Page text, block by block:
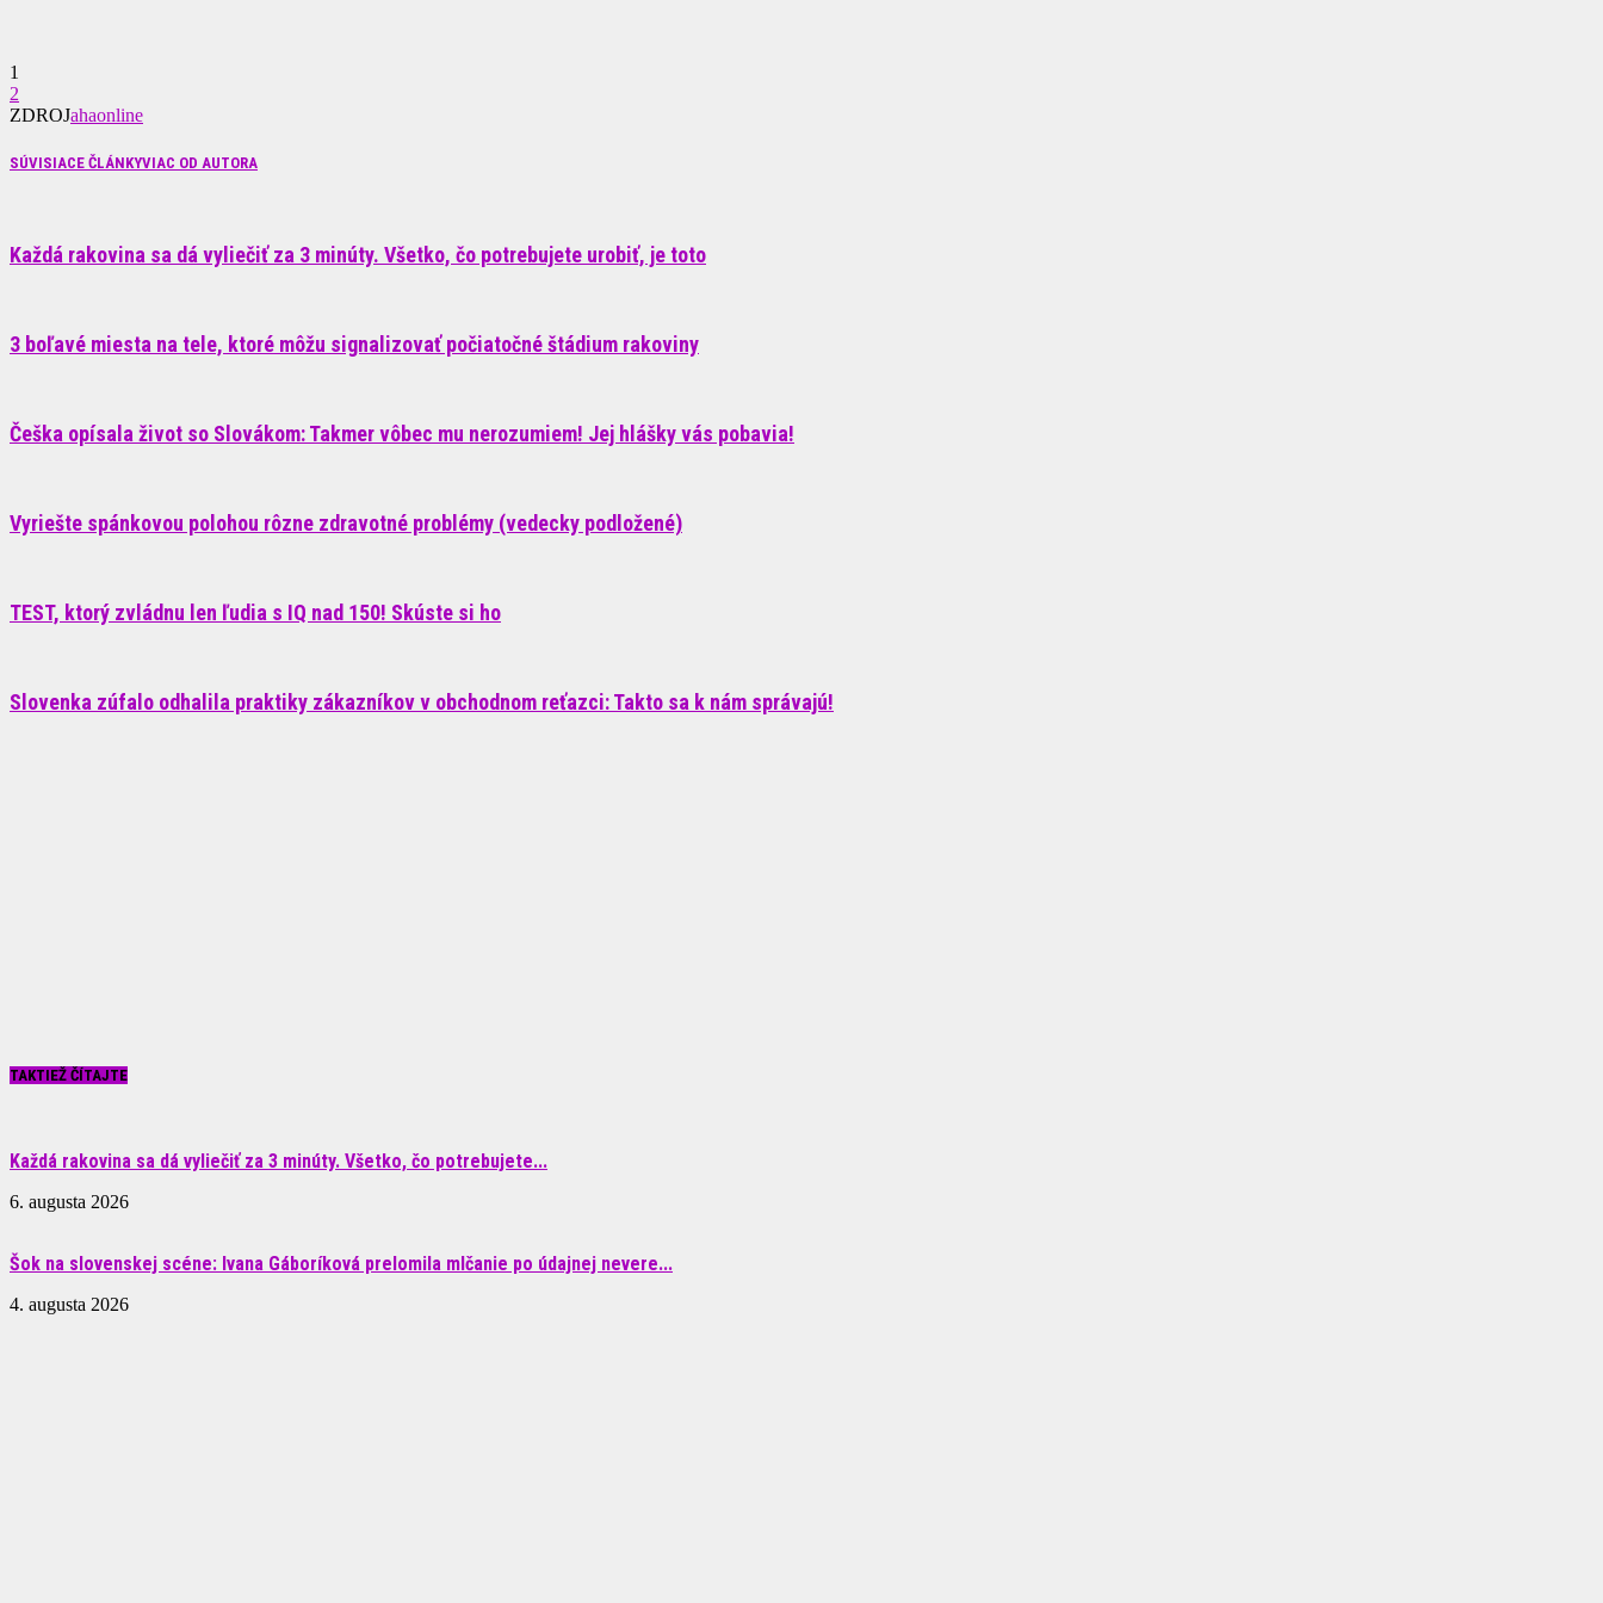
1
2
ZDROJahaonline
SÚVISIACE ČLÁNKYVIAC OD AUTORA
Každá rakovina sa dá vyliečiť za 3 minúty. Všetko, čo potrebujete urobiť, je toto
3 boľavé miesta na tele, ktoré môžu signalizovať počiatočné štádium rakoviny
Češka opísala život so Slovákom: Takmer vôbec mu nerozumiem! Jej hlášky vás pobavia!
Vyriešte spánkovou polohou rôzne zdravotné problémy (vedecky podložené)
TEST, ktorý zvládnu len ľudia s IQ nad 150! Skúste si ho
Slovenka zúfalo odhalila praktiky zákazníkov v obchodnom reťazci: Takto sa k nám správajú!
TAKTIEŽ ČÍTAJTE
Každá rakovina sa dá vyliečiť za 3 minúty. Všetko, čo potrebujete...
6. augusta 2026
Šok na slovenskej scéne: Ivana Gáboríková prelomila mlčanie po údajnej nevere...
4. augusta 2026